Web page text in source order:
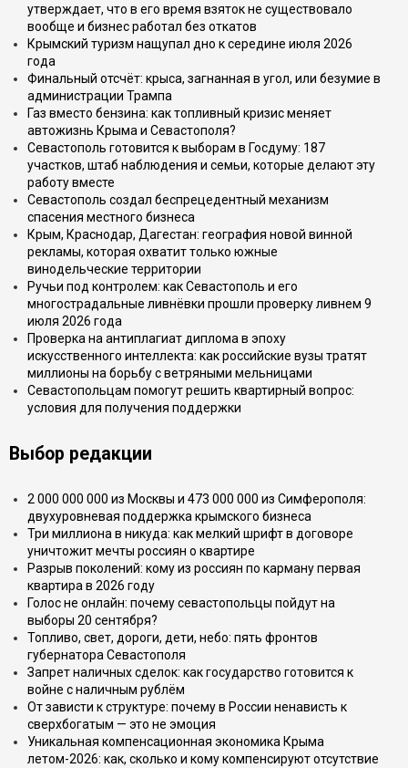
утверждает, что в его время взяток не существовало
вообще и бизнес работал без откатов
Крымский туризм нащупал дно к середине июля 2026
года
Финальный отсчёт: крыса, загнанная в угол, или безумие в
администрации Трампа
Газ вместо бензина: как топливный кризис меняет
автожизнь Крыма и Севастополя?
Севастополь готовится к выборам в Госдуму: 187
участков, штаб наблюдения и семьи, которые делают эту
работу вместе
Севастополь создал беспрецедентный механизм
спасения местного бизнеса
Крым, Краснодар, Дагестан: география новой винной
рекламы, которая охватит только южные
винодельческие территории
Ручьи под контролем: как Севастополь и его
многострадальные ливнёвки прошли проверку ливнем 9
июля 2026 года
Проверка на антиплагиат диплома в эпоху
искусственного интеллекта: как российские вузы тратят
миллионы на борьбу с ветряными мельницами
Севастопольцам помогут решить квартирный вопрос:
условия для получения поддержки
Выбор редакции
2 000 000 000 из Москвы и 473 000 000 из Симферополя:
двухуровневая поддержка крымского бизнеса
Три миллиона в никуда: как мелкий шрифт в договоре
уничтожит мечты россиян о квартире
Разрыв поколений: кому из россиян по карману первая
квартира в 2026 году
Голос не онлайн: почему севастопольцы пойдут на
выборы 20 сентября?
Топливо, свет, дороги, дети, небо: пять фронтов
губернатора Севастополя
Запрет наличных сделок: как государство готовится к
войне с наличным рублём
От зависти к структуре: почему в России ненависть к
сверхбогатым — это не эмоция
Уникальная компенсационная экономика Крыма
летом-2026: как, сколько и кому компенсируют отсутствие